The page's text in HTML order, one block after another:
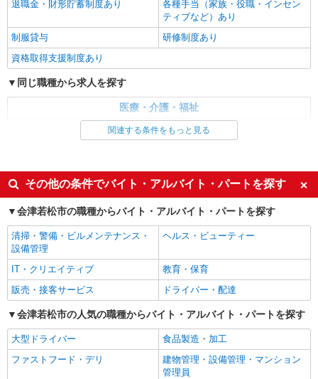
退職金・財形貯蓄制度あり
各種手当（家族・役職・インセン
ティブなど）あり
制服貸与
研修制度あり
資格取得支援制度あり
同じ職種から求人を探す
医療・介護・福祉
未経験歓迎
ミドル（40代～）活躍中
ボーナス・賞与あり
車通勤OK
交通費支給
社会保険あり
産休・育休取得実績あり
関連する条件をもっと見る
その他の条件でバイト・アルバイト・パートを探す
会津若松市の職種からバイト・アルバイト・パートを探す
清掃・警備・ビルメンテナンス・
設備管理
ヘルス・ビューティー
IT・クリエイティブ
教育・保育
販売・接客サービス
ドライバー・配達
会津若松市の人気の職種からバイト・アルバイト・パートを探す
大型ドライバー
食品製造・加工
ファストフード・デリ
建物管理・設備管理・マンション
管理員